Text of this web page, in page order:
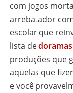
com jogos
arrebatador
escolar que
lista de
produções que
aquelas que
e você